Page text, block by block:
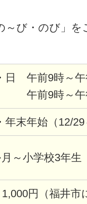
び・のび」を
日 午前9時～
前9時～午
年末年始（12/
～小学校3年生
円（福井市